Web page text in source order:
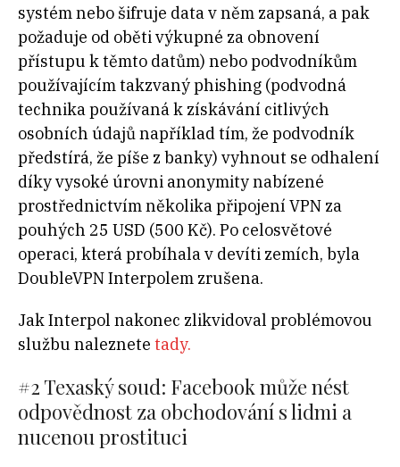
systém nebo šifruje data v něm zapsaná, a pak
požaduje od oběti výkupné za obnovení
přístupu k těmto datům) nebo podvodníkům
používajícím takzvaný phishing (podvodná
technika používaná k získávání citlivých
osobních údajů například tím, že podvodník
předstírá, že píše z banky) vyhnout se odhalení
díky vysoké úrovni anonymity nabízené
prostřednictvím několika připojení VPN za
pouhých 25 USD (500 Kč). Po celosvětové
operaci, která probíhala v devíti zemích, byla
DoubleVPN Interpolem zrušena.
Jak Interpol nakonec zlikvidoval problémovou
službu naleznete tady.
#2 Texaský soud: Facebook může nést
odpovědnost za obchodování s lidmi a
nucenou prostituci